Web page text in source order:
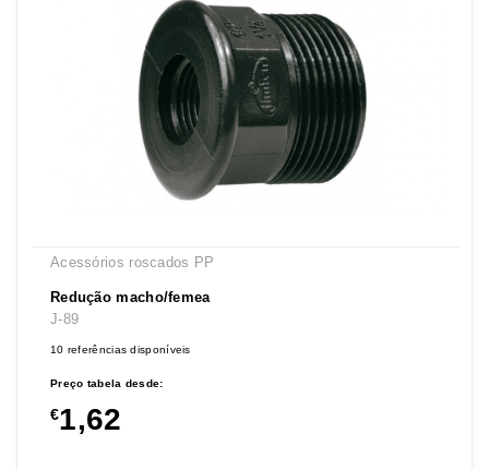
Acessórios roscados PP
Redução macho/femea
J-89
10 referências disponíveis
Preço tabela desde:
€1,62